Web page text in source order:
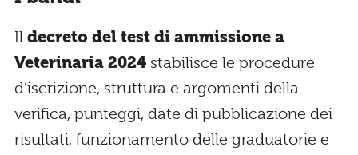
Il decreto del test di ammissione a
Veterinaria 2024 stabilisce le procedure
d’iscrizione, struttura e argomenti della
verifica, punteggi, date di pubblicazione dei
risultati, funzionamento delle graduatorie e